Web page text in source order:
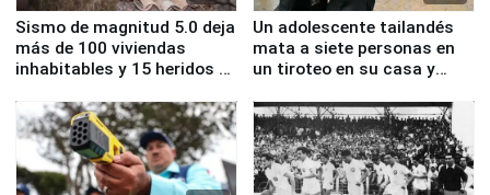
Sismo de magnitud 5.0 deja
más de 100 viviendas
inhabitables y 15 heridos en
Un adolescente tailandés
mata a siete personas en
un tiroteo en su casa y